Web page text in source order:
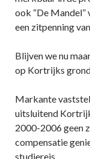
ook “De Mandel”
een zitpenning
Blijven we nu
op Kortrijks
Markante
uitsluitend
2000-2006 geen
compensatie
studiereis.